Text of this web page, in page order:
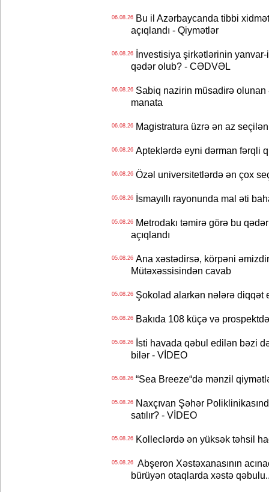
06.08.26Bu il Azərbaycanda tibbi
açıqlandı - Qiymətlər
06.08.26İnvestisiya şirkətlərinin yanvar-
qədər olub? - CƏDVƏL
06.08.26Sabiq nazirin müsadirə olunan
manata
06.08.26Magistratura üzrə ən az
06.08.26Apteklərdə eyni dərman fərqli
06.08.26Özəl universitetlərdə ən çox
05.08.26İsmayıllı rayonunda mal əti
05.08.26Metrodakı təmirə görə bu
açıqlandı
05.08.26Ana xəstədirsə, körpəni
Mütəxəssisindən cavab
05.08.26Şokolad alarkən nələrə diqqət
05.08.26Bakıda 108 küçə və
05.08.26İsti havada qəbul edilən bəzi
bilər - VİDEO
05.08.26“Sea Breeze“də mənzil
05.08.26Naxçıvan Şəhər
satılır? - VİDEO
05.08.26Kolleclərdə ən yüksək təhsil
05.08.26Abşeron Xəstəxanasının
bürüyən otaqlarda xəstə